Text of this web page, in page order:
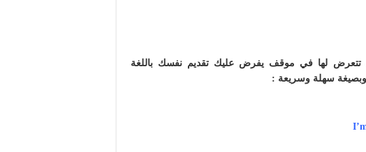
تتعرض لها في موقف يفرض عليك تقديم نفسك باللغة
وبصيغة سهلة وسريعة :